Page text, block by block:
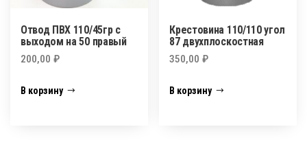
Отвод ПВХ 110/45гр с
выходом на 50 правый
200,00 ₽
В корзину
Крестовина 110/110 угол
87 двухплоскостная
350,00₽
В корзину